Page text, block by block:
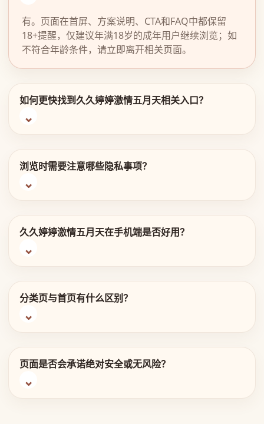
有。页面在首屏、方案说明、CTA和FAQ中都保留
18+提醒，仅建议年满18岁的成年用户继续浏览；如
不符合年龄条件，请立即离开相关页面。
如何更快找到久久婷婷激情五月天相关入口？
浏览时需要注意哪些隐私事项？
久久婷婷激情五月天在手机端是否好用？
分类页与首页有什么区别？
页面是否会承诺绝对安全或无风险？